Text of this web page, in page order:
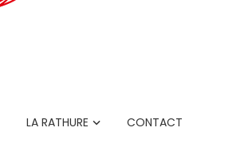
LA RATHURE CONTACT